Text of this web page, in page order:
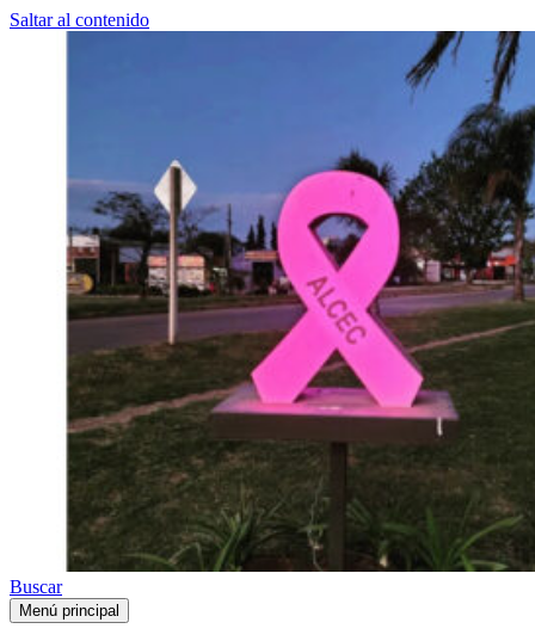
Saltar al contenido
Buscar
Menú principal